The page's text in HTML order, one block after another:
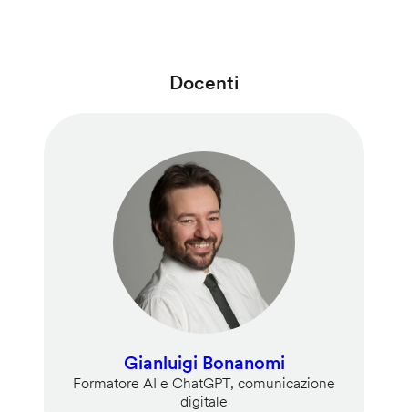
Docenti
Gianluigi Bonanomi
Formatore AI e ChatGPT, comunicazione
digitale